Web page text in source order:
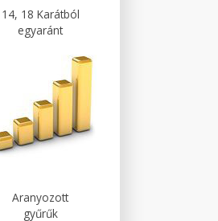
14, 18 Karátból
egyaránt
Aranyozott
gyűrűk